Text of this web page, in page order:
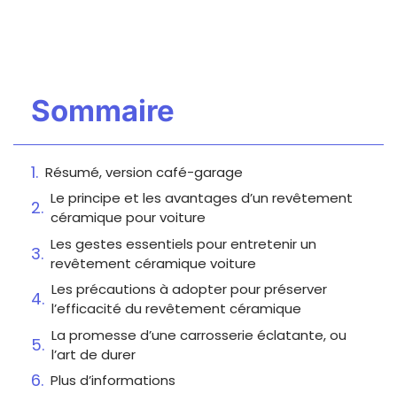
Sommaire
Résumé, version café-garage
Le principe et les avantages d’un revêtement
céramique pour voiture
Les gestes essentiels pour entretenir un
revêtement céramique voiture
Les précautions à adopter pour préserver
l’efficacité du revêtement céramique
La promesse d’une carrosserie éclatante, ou
l’art de durer
Plus d’informations